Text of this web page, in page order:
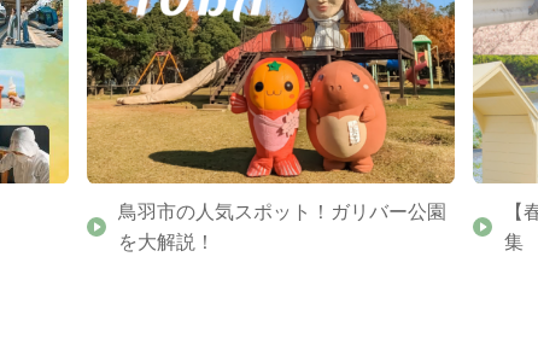
鳥羽市の人気スポット！ガリバー公園
を大解説！
【
集